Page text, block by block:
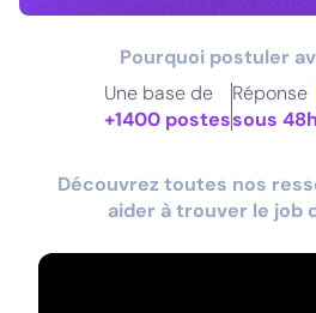
Pourquoi postuler
Une base de
+1400 postes
Réponse
sous 48h
Découvrez toutes nos
aider à trouver le job